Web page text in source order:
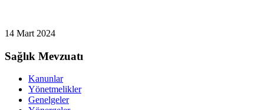
14 Mart 2024
Sağlık Mevzuatı
Kanunlar
Yönetmelikler
Genelgeler